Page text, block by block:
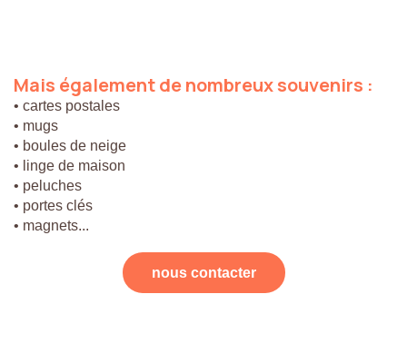
Mais égalementdenombreuxsouvenirs :
• cartes postales
• mugs
• boules de neige
• linge de maison
• peluches
• portes clés
• magnets...
nous contacter